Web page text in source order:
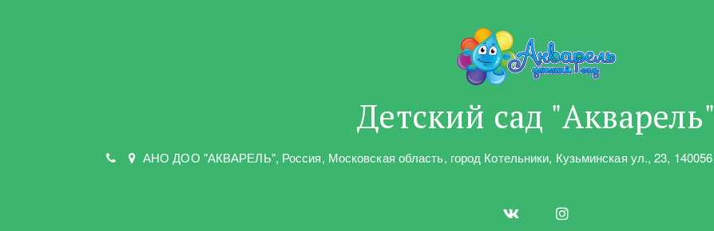
Детский сад "Акварель"
АНО ДОО "АКВАРЕЛЬ", Россия, Московская область, город Котельники, Кузьминская ул.,23, 140056